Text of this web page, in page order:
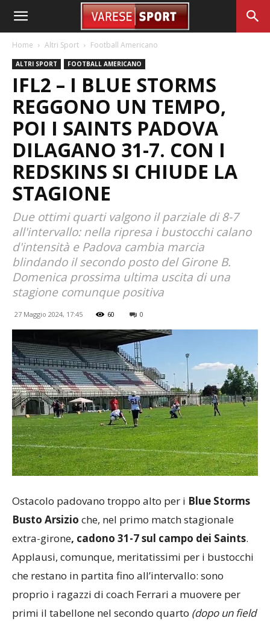
Home Altri Sport Football Americano
ALTRI SPORT FOOTBALL AMERICANO
IFL2 – I BLUE STORMS
REGGONO UN TEMPO,
POI I SAINTS PADOVA
DILAGANO 31-7. CON I
REDSKINS SI CHIUDE LA
STAGIONE
Due ottimi quarti valgono il parziale di 8-7
all'intervallo: nella ripresa i bustocchi calano
d'intensità e Padova cambia marcia
blindando il secondo posto del Girone B.
Domenica prossima ultima uscita di una
stagione comunque positiva
27 Maggio 2024, 17:45 60 0
Ostacolo padovano troppo alto per i Blue Storms
Busto Arsizio che, nel primo match stagionale
extra-girone, cadono 31-7 sul campo dei Saints.
Applausi, comunque, meritatissimi per i bustocchi
che restano in partita fino all’intervallo: sono
proprio i ragazzi di coach Ferrari a muovere per
primi il tabellone nel secondo quarto (dopo un field